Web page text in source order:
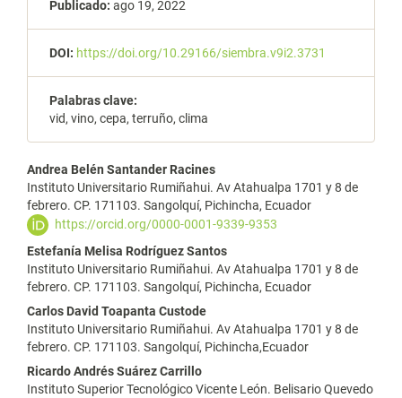
Publicado: ago 19, 2022
DOI: https://doi.org/10.29166/siembra.v9i2.3731
Palabras clave:
vid, vino, cepa, terruño, clima
Contenido
principal
del
artículo
Andrea Belén Santander Racines
Instituto Universitario Rumiñahui. Av Atahualpa 1701 y 8 de
febrero. CP. 171103. Sangolquí, Pichincha, Ecuador
https://orcid.org/0000-0001-9339-9353
Estefanía Melisa Rodríguez Santos
Instituto Universitario Rumiñahui. Av Atahualpa 1701 y 8 de
febrero. CP. 171103. Sangolquí, Pichincha, Ecuador
Carlos David Toapanta Custode
Instituto Universitario Rumiñahui. Av Atahualpa 1701 y 8 de
febrero. CP. 171103. Sangolquí, Pichincha,Ecuador
Ricardo Andrés Suárez Carrillo
Instituto Superior Tecnológico Vicente León. Belisario Quevedo